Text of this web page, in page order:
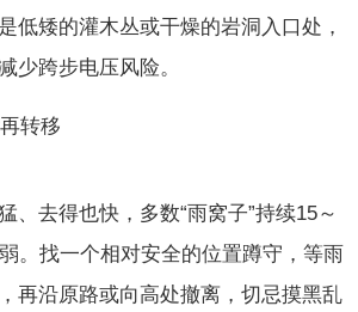
低矮的灌木丛或干燥的岩洞入口处，
少跨步电压风险。
转移
、去得也快，多数“雨窝子”持续15～
。找一个相对安全的位置蹲守，等雨
再沿原路或向高处撤离，切忌摸黑乱